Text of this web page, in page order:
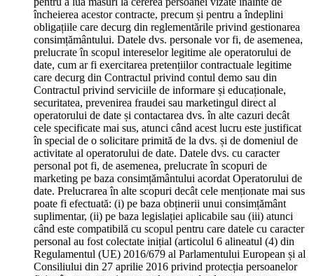
încheierea acestor contracte, precum și pentru a îndeplini
obligațiile care decurg din reglementările privind gestionarea
consimțământului. Datele dvs. personale vor fi, de asemenea,
prelucrate în scopul intereselor legitime ale operatorului de
date, cum ar fi exercitarea pretențiilor contractuale legitime
care decurg din Contractul privind contul demo sau din
Contractul privind serviciile de informare și educaționale,
securitatea, prevenirea fraudei sau marketingul direct al
operatorului de date și contactarea dvs. în alte cazuri decât
cele specificate mai sus, atunci când acest lucru este justificat
în special de o solicitare primită de la dvs. și de domeniul de
activitate al operatorului de date. Datele dvs. cu caracter
personal pot fi, de asemenea, prelucrate în scopuri de
marketing pe baza consimțământului acordat Operatorului de
date. Prelucrarea în alte scopuri decât cele menționate mai sus
poate fi efectuată: (i) pe baza obținerii unui consimțământ
suplimentar, (ii) pe baza legislației aplicabile sau (iii) atunci
când este compatibilă cu scopul pentru care datele cu caracter
personal au fost colectate inițial (articolul 6 alineatul (4) din
Regulamentul (UE) 2016/679 al Parlamentului European și al
Consiliului din 27 aprilie 2016 privind protecția persoanelor